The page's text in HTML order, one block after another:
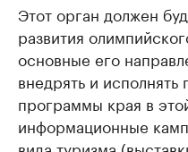
Этот орган должен
развития
основные его
внедрять и исполнять
программы края в
информационные
вида туризма